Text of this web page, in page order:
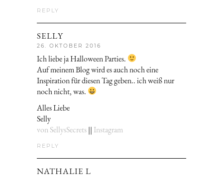
REPLY
SELLY
26. OKTOBER 2016
Ich liebe ja Halloween Parties.
Auf meinem Blog wird es auch noch eine
Inspiration für diesen Tag geben.. ich weiß nur
noch nicht, was.
Alles Liebe
Selly
von SellysSecrets|| Instagram
REPLY
NATHALIE L